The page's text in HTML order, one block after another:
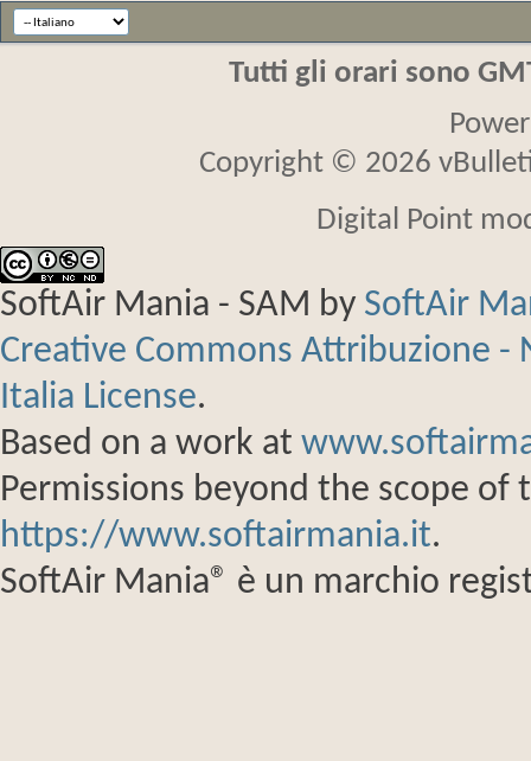
Tutti gli orari sono
Copyright © 2026
Digital Point
SoftAir Mania - SAM by SoftAir
Creative Commons Attribuzione
Italia License.
Based on a work at
Permissions beyond the scope of
https://www.softairmania.it.
SoftAir Mania® è un marchio